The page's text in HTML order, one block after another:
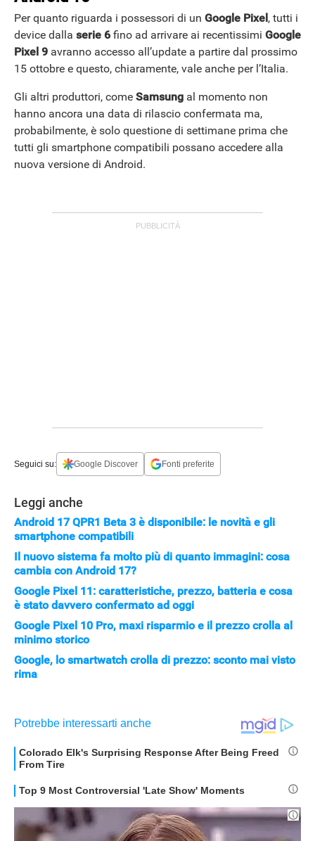
APPLE
Per quanto riguarda i possessori di un Google Pixel , tutti i
device dalla serie 6 fino ad arrivare ai recentissimi Google
Pixel 9 avranno accesso all’update a partire dal prossimo
15 ottobre e questo, chiaramente, vale anche per l’Italia.
Gli altri produttori, come Samsung al momento non
hanno ancora una data di rilascio confermata ma,
probabilmente, è solo questione di settimane prima che
tutti gli smartphone compatibili possano accedere alla
nuova versione di Android.
Seguici su: Google Discover Fonti preferite
Leggi anche
Android 17 QPR1 Beta 3 è disponibile: le novità e gli
smartphone compatibili
Il nuovo sistema fa molto più di quanto immagini: cosa
cambia con Android 17?
Google Pixel 11: caratteristiche, prezzo, batteria e cosa
è stato davvero confermato ad oggi
Google Pixel 10 Pro, maxi risparmio e il prezzo crolla al
minimo storico
Google, lo smartwatch crolla di prezzo: sconto mai visto
rima